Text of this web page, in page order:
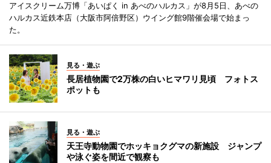
アイスクリーム万博「あいぱく in あべのハルカス」が8月5日、あべの
ハルカス近鉄本店（大阪市阿倍野区）ウイング館9階催会場で始まっ
た。
見る・遊ぶ
長居植物園で2万株の白いヒマワリ見頃 フォトス
ポットも
見る・遊ぶ
天王寺動物園でホッキョクグマの新施設 ジャンプ
や泳ぐ姿を間近で観察も